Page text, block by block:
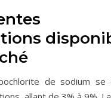
de sodium se